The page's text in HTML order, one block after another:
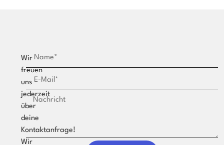
Wir
freuen
uns
jederzeit
über
deine
Kontaktanfrage!
Wir